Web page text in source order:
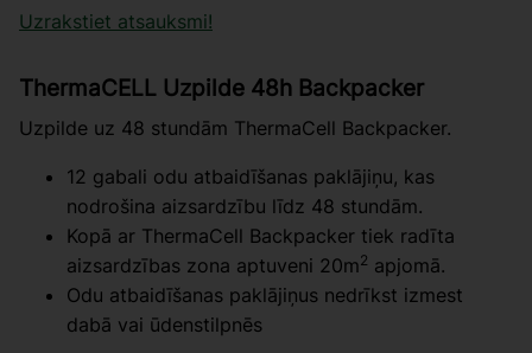
Uzrakstiet atsauksmi!
ThermaCELL Uzpilde 48h Backpacker
Uzpilde uz 48 stundām ThermaCell Backpacker.
12 gabali odu atbaidīšanas paklājiņu, kas
nodrošina aizsardzību līdz 48 stundām.
Kopā ar ThermaCell Backpacker tiek radīta
aizsardzības zona aptuveni 20m2 apjomā.
Odu atbaidīšanas paklājiņus nedrīkst izmest
dabā vai ūdenstilpnēs